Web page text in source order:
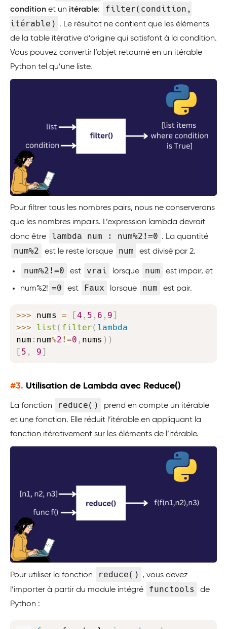
condition et un itérable:
filter(condition,
itérable)
. Le résultat ne contient que les éléments
de la table itérative d’origine qui satisfont à la condition.
Vous pouvez convertir l’objet retourné en un itérable
Python tel qu’une liste.
Pour filtrer tous les nombres pairs, nous ne conserverons
que les nombres impairs. L’expression lambda devrait
donc être
lambda num : num%2!=0 . La quantité
num%2 est le reste lorsque num est divisé par 2.
num%2!=0 est vrai lorsque num est impair, et
num%2! =0 est Faux lorsque num est pair.
>>> nums = [4 , 5 , 6 , 9]
>>> list ( filter( lambda
num : num%2 !=0 , nums ) )
[5 , 9]
#3. Utilisation de Lambda avec Reduce()
La fonction reduce()
prend en compte un itérable
et une fonction. Elle réduit l’itérable en appliquant la
fonction itérativement sur les éléments de l’itérable.
Pour utiliser la fonction reduce()
, vous devez
l’importer à partir du module intégré
functools
de
Python :